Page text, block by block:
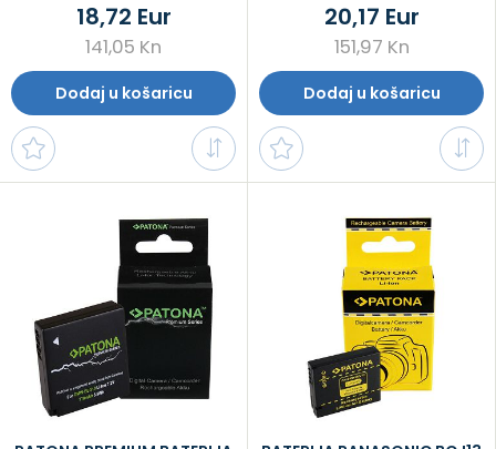
141,05 Kn
18,72 Eur
Dodaj u košaricu
151,97 Kn
20,17 Eur
Dodaj u košaricu